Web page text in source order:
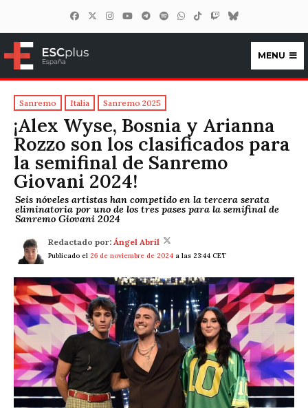
ESCplus España
MENU
Sanremo Italia Sanremo 2025
¡Alex Wyse, Bosnia y Arianna
Rozzo son los clasificados para
la semifinal de Sanremo
Giovani 2024!
Seis nóveles artistas han competido en la tercera serata
eliminatoria por uno de los tres pases para la semifinal de
Sanremo Giovani 2024
Redactado por: Ángel Abril
Publicado el 26 de noviembre de 2024 a las 23:44 CET